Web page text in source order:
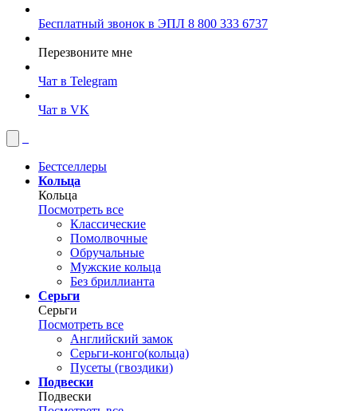
Бесплатный звонок в ЭПЛ 8 800 333 6737
Перезвоните мне
Чат в Telegram
Чат в VK
Бестселлеры
Кольца
Кольца
Посмотреть все
Классические
Помолвочные
Обручальные
Мужские кольца
Без бриллианта
Серьги
Серьги
Посмотреть все
Английский замок
Серьги-конго(кольца)
Пусеты (гвоздики)
Подвески
Подвески